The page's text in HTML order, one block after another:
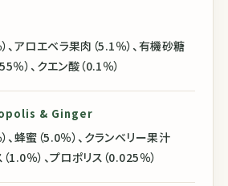
、アロエベラ果肉（5.1％）、有機砂糖
％）、クエン酸（0.1％）
& Ginger
蜂蜜（5.0％）、クランベリー果汁
1.0％）、プロポリス（0.025％）